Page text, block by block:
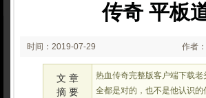
传奇 平板
时间：2019-07-29
00:07
作者
文 章
摘 要
热血传奇完整版客户端下载
全都是对的，也不是他认识